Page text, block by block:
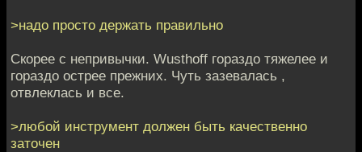
>надо просто держать правильно
Скорее с непривычки. Wusthoff гораздо тяжелее и
гораздо острее прежних. Чуть зазевалась ,
отвлеклась и все.
>любой инструмент должен быть качественно
заточен